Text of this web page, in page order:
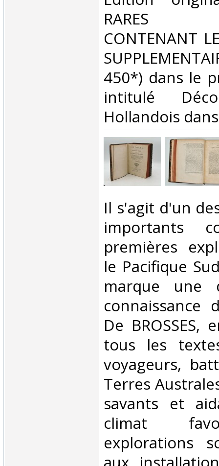
RARES
CONTENANT
450*) dans le
intitulé
Hollandois
‎Il s'agit d'un
importants
premières
le Pacifique
marque une
connaissance
De BROSSES,
tous les
voyageurs,
Terres
savants et
climat
explorations